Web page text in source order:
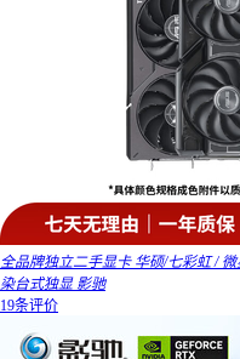
全品牌独立二手显卡 华硕/七彩虹 /
染台式独显 影驰
19条评价